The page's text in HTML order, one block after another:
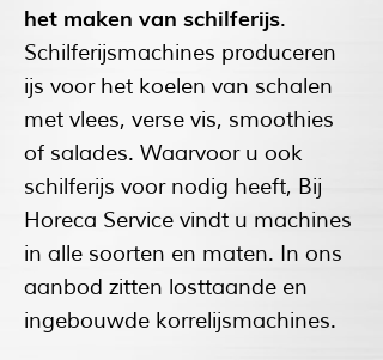
het maken van schilferijs.
Schilferijsmachines produceren
ijs voor het koelen van schalen
met vlees, verse vis, smoothies
of salades. Waarvoor u ook
schilferijs voor nodig heeft, Bij
Horeca Service vindt u machines
in alle soorten en maten. In ons
aanbod zitten losttaande en
ingebouwde korrelijsmachines.